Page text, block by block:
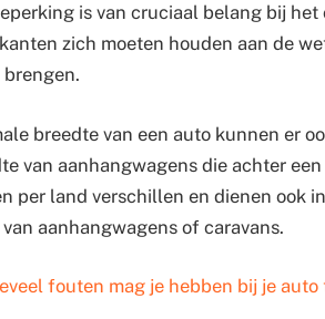
is van cruciaal belang bij het
zich moeten houden aan de
breedte van een auto kunnen er
van aanhangwagens die achter
per land verschillen en dienen ook
aanhangwagens of caravans.
fouten mag je hebben bij je auto